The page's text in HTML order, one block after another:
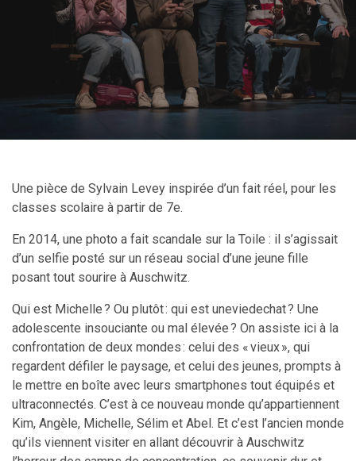
Une pièce de Sylvain Levey inspirée d’un fait réel, pour les
classes scolaire à partir de 7e.
En 2014, une photo a fait scandale sur la Toile : il s’agissait
d’un selfie posté sur un réseau social d’une jeune fille
posant tout sourire à Auschwitz.
Qui est Michelle ? Ou plutôt : qui est uneviedechat ? Une
adolescente insouciante ou mal élevée ? On assiste ici à la
confrontation de deux mondes : celui des « vieux », qui
regardent défiler le paysage, et celui des jeunes, prompts à
le mettre en boîte avec leurs smartphones tout équipés et
ultraconnectés. C’est à ce nouveau monde qu’appartiennent
Kim, Angèle, Michelle, Sélim et Abel. Et c’est l’ancien monde
qu’ils viennent visiter en allant découvrir à Auschwitz